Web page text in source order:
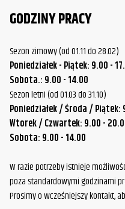
GODZINY PRACY
Sezon zimowy (od 01.11 do 28.02)
Poniedziałek - Piątek: 9.00 -
Sobota.: 9.00 - 14.00
Sezon letni (od 01.03 do 31.10)
Poniedziałek / Środa / Piątek:
Wtorek / Czwartek: 9.00 -
Sobota: 9.00 - 14.00
W razie potrzeby istnieje
poza standardowymi godzinami
Prosimy o wcześniejszy kontakt,